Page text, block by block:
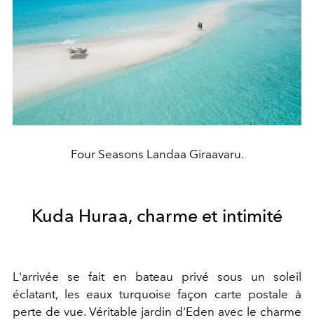
Four Seasons Landaa Giraavaru.
Kuda Huraa, charme et intimité
L'arrivée se fait en bateau privé sous un soleil
éclatant, les eaux turquoise façon carte postale à
perte de vue. Véritable jardin d'Eden avec le charme